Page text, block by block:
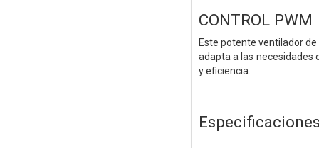
CONTROL PWM
Este potente ventilador
adapta a las
y eficiencia.